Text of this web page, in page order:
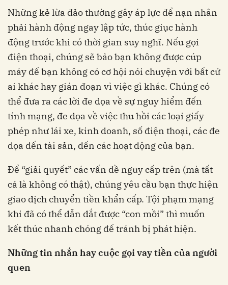
Những kẻ lừa đảo thường gây áp lực để nạn nhân
phải hành động ngay lập tức, thúc giục hành
động trước khi có thời gian suy nghĩ. Nếu gọi
điện thoại, chúng sẽ bảo bạn không được cúp
máy để bạn không có cơ hội nói chuyện với bất cứ
ai khác hay gián đoạn vì việc gì khác. Chúng có
thể đưa ra các lời đe dọa về sự nguy hiểm đến
tính mạng, đe dọa về việc thu hồi các loại giấy
phép như lái xe, kinh doanh, số điện thoại, các đe
dọa đến tài sản, đến các hoạt động của bạn.
Để “giải quyết” các vấn đề nguy cấp trên (mà tất
cả là không có thật), chúng yêu cầu bạn thực hiện
giao dịch chuyển tiền khẩn cấp. Tội phạm mạng
khi đã có thể dẫn dắt được “con mồi” thì muốn
kết thúc nhanh chóng để tránh bị phát hiện.
Những tin nhắn hay cuộc gọi vay tiền của người
quen